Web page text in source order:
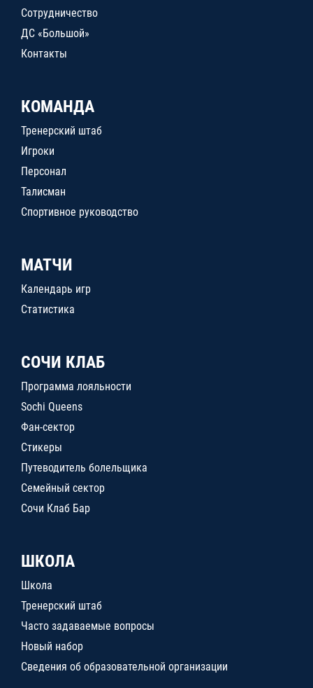
Сотрудничество
ДС «Большой»
Контакты
КОМАНДА
Тренерский штаб
Игроки
Персонал
Талисман
Спортивное руководство
МАТЧИ
Календарь игр
Статистика
СОЧИ КЛАБ
Программа лояльности
Sochi Queens
Фан-сектор
Стикеры
Путеводитель болельщика
Семейный сектор
Сочи Клаб Бар
ШКОЛА
Школа
Тренерский штаб
Часто задаваемые вопросы
Новый набор
Сведения об образовательной организации